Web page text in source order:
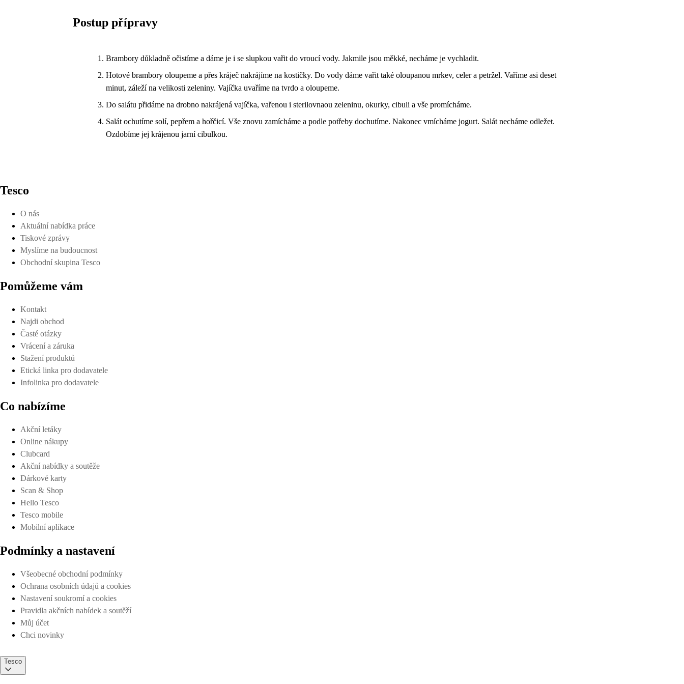
Postup přípravy
Brambory důkladně očistíme a dáme je i se slupkou vařit do vroucí vody. Jakmile jsou měkké, necháme je vychladit.
Hotové brambory oloupeme a přes kráječ nakrájíme na kostičky. Do vody dáme vařit také oloupanou mrkev, celer a petržel. Vaříme asi deset
minut, záleží na velikosti zeleniny. Vajíčka uvaříme na tvrdo a oloupeme.
Do salátu přidáme na drobno nakrájená vajíčka, vařenou i sterilovnaou zeleninu, okurky, cibuli a vše promícháme.
Salát ochutíme solí, pepřem a hořčicí. Vše znovu zamícháme a podle potřeby dochutíme. Nakonec vmícháme jogurt. Salát necháme odležet.
Ozdobíme jej krájenou jarní cibulkou.
Tesco
O nás
Aktuální nabídka práce
Tiskové zprávy
Myslíme na budoucnost
Obchodní skupina Tesco
Pomůžeme vám
Kontakt
Najdi obchod
Časté otázky
Vrácení a záruka
Stažení produktů
Etická linka pro dodavatele
Infolinka pro dodavatele
Co nabízíme
Akční letáky
Online nákupy
Clubcard
Akční nabídky a soutěže
Dárkové karty
Scan & Shop
Hello Tesco
Tesco mobile
Mobilní aplikace
Podmínky a nastavení
Všeobecné obchodní podmínky
Ochrana osobních údajů a cookies
Nastavení soukromí a cookies
Pravidla akčních nabídek a soutěží
Můj účet
Chci novinky
Tesco